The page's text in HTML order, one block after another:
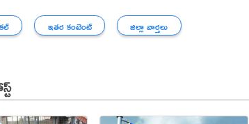
ఇతర కంటెంట్ జిల్లా వార్తలు